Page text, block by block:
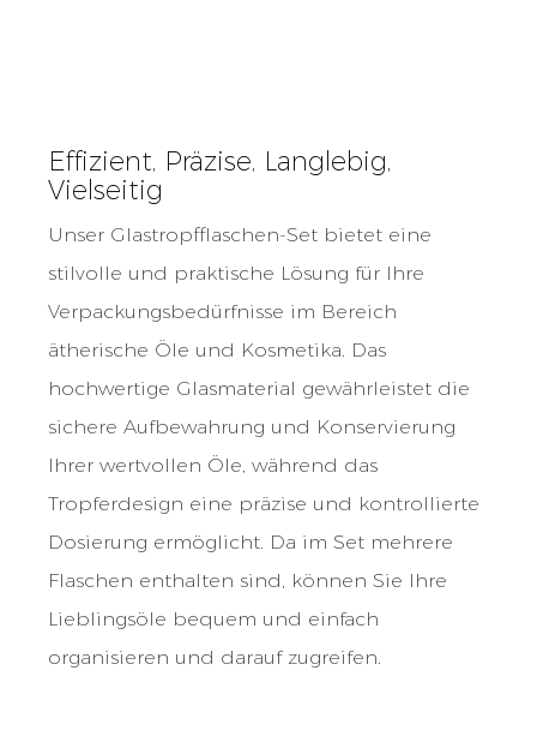
Effizient, Präzise, ​​Langlebig,
Vielseitig
Unser Glastropfflaschen-Set bietet eine
stilvolle und praktische Lösung für Ihre
Verpackungsbedürfnisse im Bereich
ätherische Öle und Kosmetika. Das
hochwertige Glasmaterial gewährleistet die
sichere Aufbewahrung und Konservierung
Ihrer wertvollen Öle, während das
Tropferdesign eine präzise und kontrollierte
Dosierung ermöglicht. Da im Set mehrere
Flaschen enthalten sind, können Sie Ihre
Lieblingsöle bequem und einfach
organisieren und darauf zugreifen.